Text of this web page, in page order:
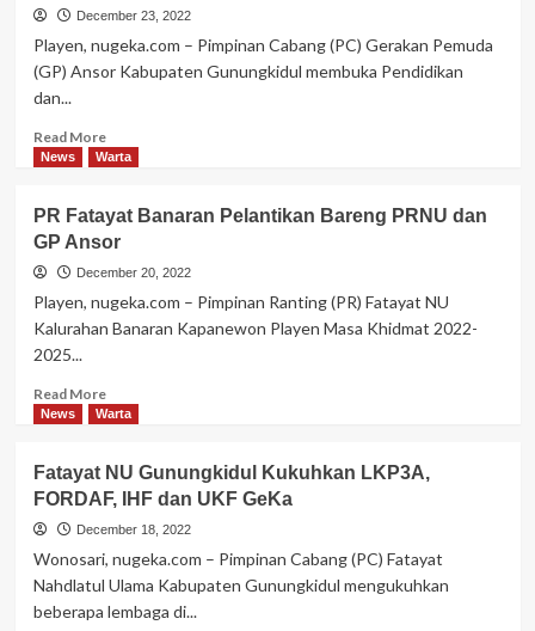
PC
Fatayat
Ungkap
Spot
December 23, 2022
Playen, nugeka.com – Pimpinan Cabang (PC) Gerakan Pemuda
(GP) Ansor Kabupaten Gunungkidul membuka Pendidikan
dan...
Read MoreRead
more
Gus
Luthfi
dalam
Diklatsar
Banser
ke-
News Warta
PR Fatayat Banaran Pelantikan Bareng PRNU dan
GP Ansor
December 20, 2022
Playen, nugeka.com – Pimpinan Ranting (PR) Fatayat NU
Kalurahan Banaran Kapanewon Playen Masa Khidmat 2022-
2025...
Read MoreRead
more
Fatayat
Banaran
Pelantikan
Bareng
PRNU
dan
GP
News Warta
Fatayat NU Gunungkidul Kukuhkan LKP3A,
FORDAF, IHF dan UKF GeKa
December 18, 2022
Wonosari, nugeka.com – Pimpinan Cabang (PC) Fatayat
Nahdlatul Ulama Kabupaten Gunungkidul mengukuhkan
beberapa lembaga di...